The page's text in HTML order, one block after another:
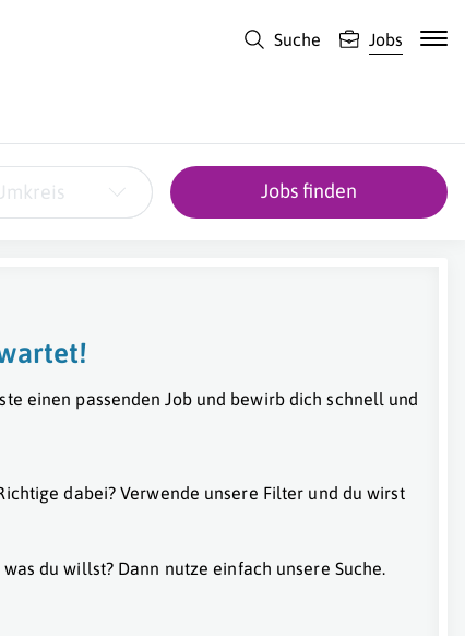
Suche Jobs
Jobs finden
einen passenden Job und bewirb dich schnell und
dabei? Verwende unsere Filter und du wirst
du willst? Dann nutze einfach unsere Suche.